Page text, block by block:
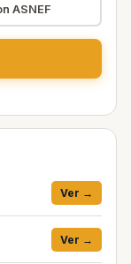
ASNEF
Ver →
Ver →